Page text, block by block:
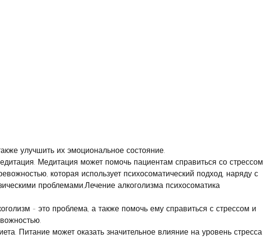
улучшить их эмоциональное состояние.
Медитация может помочь пациентам справиться со стрессом
которая использует психосоматический подход, наряду с
проблемами,Лечение алкоголизма психосоматика
- это проблема, а также помочь ему справиться с стрессом и
Питание может оказать значительное влияние на уровень стресса